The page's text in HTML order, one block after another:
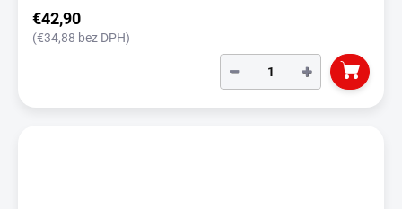
€42,90
(€34,88 bez DPH)
+
−